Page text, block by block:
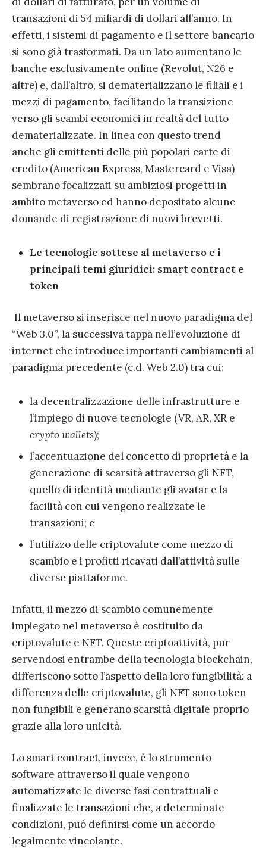
transazioni di 54 miliardi di dollari all’anno. In
effetti, i sistemi di pagamento e il settore bancario
si sono già trasformati. Da un lato aumentano le
banche esclusivamente online (Revolut, N26 e
altre) e, dall’altro, si dematerializzano le filiali e i
mezzi di pagamento, facilitando la transizione
verso gli scambi economici in realtà del tutto
dematerializzate. In linea con questo trend
anche gli emittenti delle più popolari carte di
credito (American Express, Mastercard e Visa)
sembrano focalizzati su ambiziosi progetti in
ambito metaverso ed hanno depositato alcune
domande di registrazione di nuovi brevetti.
Le tecnologie sottese al metaverso e i
principali temi giuridici: smart contract e
token
Il metaverso si inserisce nel nuovo paradigma del
“Web 3.0”, la successiva tappa nell’evoluzione di
internet che introduce importanti cambiamenti al
paradigma precedente (c.d. Web 2.0) tra cui:
la decentralizzazione delle infrastrutture e
l’impiego di nuove tecnologie (VR, AR, XR e
crypto wallets);
l’accentuazione del concetto di proprietà e la
generazione di scarsità attraverso gli NFT,
quello di identità mediante gli avatar e la
facilità con cui vengono realizzate le
transazioni; e
l’utilizzo delle criptovalute come mezzo di
scambio e i profitti ricavati dall’attività sulle
diverse piattaforme.
Infatti, il mezzo di scambio comunemente
impiegato nel metaverso è costituito da
criptovalute e NFT. Queste criptoattività, pur
servendosi entrambe della tecnologia blockchain,
differiscono sotto l’aspetto della loro fungibilità: a
differenza delle criptovalute, gli NFT sono token
non fungibili e generano scarsità digitale proprio
grazie alla loro unicità.
Lo smart contract, invece, è lo strumento
software attraverso il quale vengono
automatizzate le diverse fasi contrattuali e
finalizzate le transazioni che, a determinate
condizioni, può definirsi come un accordo
legalmente vincolante.